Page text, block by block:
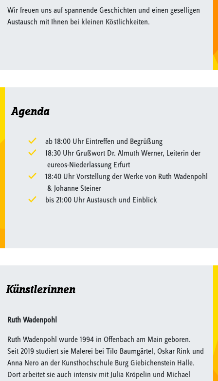
Wir freuen uns auf spannende Geschichten und einen geselligen
Austausch mit Ihnen bei kleinen Köstlichkeiten.
Agenda
ab 18:00 Uhr Eintreffen und Begrüßung
18:30 Uhr Grußwort Dr. Almuth Werner, Leiterin der
eureos-Niederlassung Erfurt
18:40 Uhr Vorstellung der Werke von Ruth Wadenpohl
& Johanne Steiner
bis 21:00 Uhr Austausch und Einblick
Künstlerinnen
Ruth Wadenpohl
Ruth Wadenpohl wurde 1994 in Offenbach am Main geboren.
Seit 2019 studiert sie Malerei bei Tilo Baumgärtel, Oskar Rink und
Anna Nero an der Kunsthochschule Burg Giebichenstein Halle.
Dort arbeitet sie auch intensiv mit Julia Kröpelin und Michael